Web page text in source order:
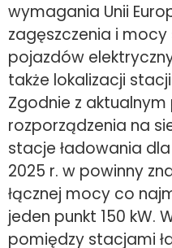
wymagania Unii
zagęszczenia i
pojazdów
także lokalizacji
Zgodnie z
rozporządzenia na
stacje ładowania
2025 r. w powinny
łącznej mocy co
jeden punkt 150 kW.
pomiędzy stacjami